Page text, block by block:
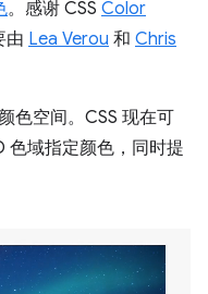
。感谢 CSS Color
由 Lea Verou 和 Chris
色空间。CSS 现在可
色域指定颜色，同时提